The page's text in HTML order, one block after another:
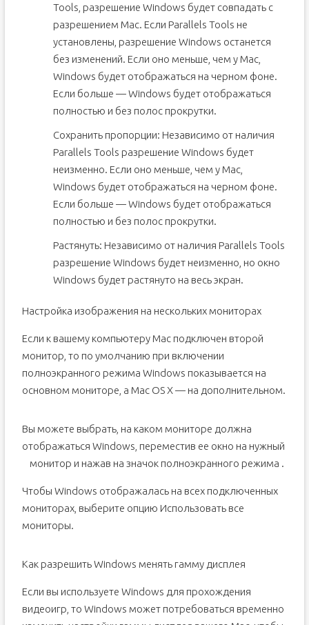
Tools, разрешение Windows будет совпадать с
разрешением Mac. Если Parallels Tools не
установлены, разрешение Windows останется
без изменений. Если оно меньше, чем у Мас,
Windows будет отображаться на черном фоне.
Если больше — Windows будет отображаться
полностью и без полос прокрутки.
Сохранить пропорции: Независимо от наличия
Parallels Tools разрешение Windows будет
неизменно. Если оно меньше, чем у Мас,
Windows будет отображаться на черном фоне.
Если больше — Windows будет отображаться
полностью и без полос прокрутки.
Растянуть: Независимо от наличия Parallels Tools
разрешение Windows будет неизменно, но окно
Windows будет растянуто на весь экран.
Настройка изображения на нескольких мониторах
Если к вашему компьютеру Мас подключен второй
монитор, то по умолчанию при включении
полноэкранного режима Windows показывается на
основном мониторе, а Mac OS X — на дополнительном.
Вы можете выбрать, на каком мониторе должна
отображаться Windows, переместив ее окно на нужный
монитор и нажав на значок полноэкранного режима .
Чтобы Windows отображалась на всех подключенных
мониторах, выберите опцию Использовать все
мониторы.
Как разрешить Windows менять гамму дисплея
Если вы используете Windows для прохождения
видеоигр, то Windows может потребоваться временно